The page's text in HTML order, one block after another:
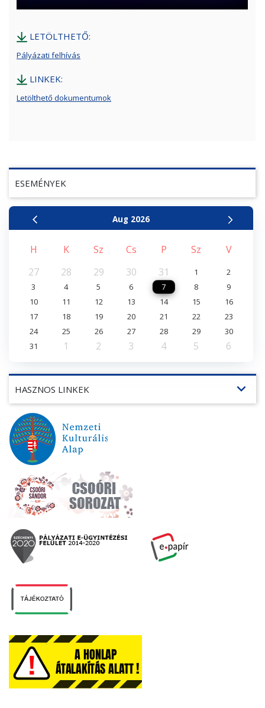
ESEMÉNYEK
Aug 2026
H K Sz Cs P Sz
V
27
28 29 30 31 1
2
3
4 5 6 7 8
9
10
11 12 13 14 15
16
17
18 19 20 21 22
23
24
25 26 27 28 29
30
31
1 2 3 4 5 6
HASZNOS LINKEK expand_more
LETÖLTHETŐ:
Pályázati felhívás
LINKEK:
Letölthető dokumentumok